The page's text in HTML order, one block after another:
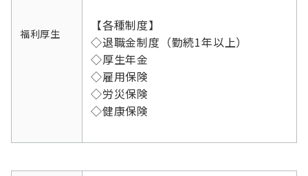
福利厚生
【各種制度】
◇退職金制度（勤続1年以上）
◇厚生年金
◇雇用保険
◇労災保険
◇健康保険